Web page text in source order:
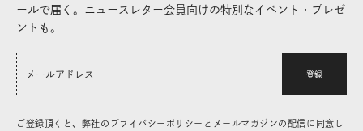
ールで届く。ニュースレター会員向けの特別なイベント・プレゼ
ントも。
登録
ご登録頂くと、弊社のプライバシーポリシーとメールマガジンの配信に同意し